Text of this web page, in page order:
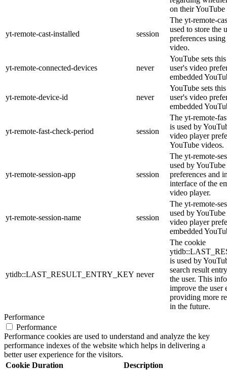
on their
yt-remote-cast-installed session
The yt-remote-
used to store the
preferences
video.
yt-remote-connected-devices never
YouTube sets
user's video
embedded
yt-remote-device-id never
YouTube sets
user's video
embedded
yt-remote-fast-check-period session
The yt-remote-
is used by
video player
YouTube videos.
yt-remote-session-app session
The yt-remote-
used by
preferences and
interface of the
video player.
yt-remote-session-name session
The yt-remote-
used by
video player
embedded
ytidb::LAST_RESULT_ENTRY_KEY never
The cookie
is used by
search result
the user. This
improve the user
providing more
in the future.
Performance
Performance
Performance cookies are used to understand and analyze the key
performance indexes of the website which helps in delivering a
better user experience for the visitors.
Cookie Duration
Description